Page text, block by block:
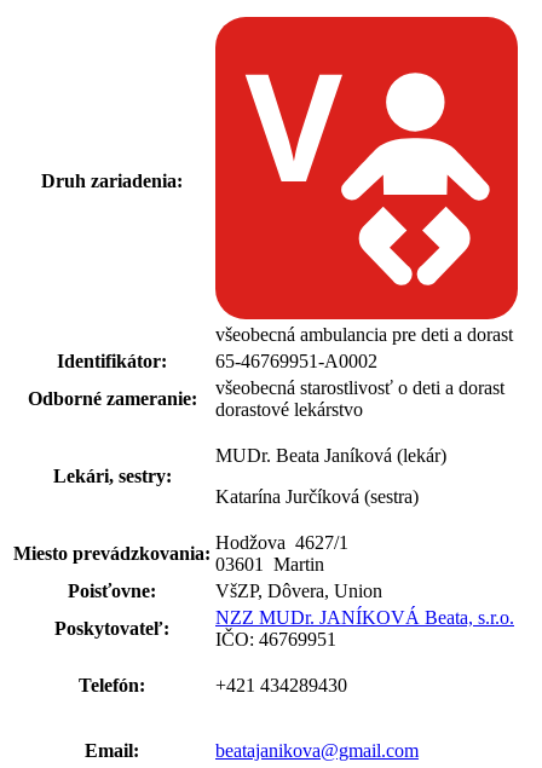
Druh zariadenia:
všeobecná ambulancia pre deti a dorast
Identifikátor:
65-46769951-A0002
Odborné zameranie:
všeobecná starostlivosť o deti a dorast
dorastové lekárstvo
Lekári, sestry:
MUDr. Beata Janíková (lekár)
Katarína Jurčíková (sestra)
Miesto prevádzkovania:
Hodžova 4627/1
03601 Martin
Poisťovne:
VšZP, Dôvera, Union
Poskytovateľ:
NZZ MUDr. JANÍKOVÁ Beata, s.r.o.
IČO: 46769951
Telefón: +421 434289430
Email: beatajanikova@gmail.com